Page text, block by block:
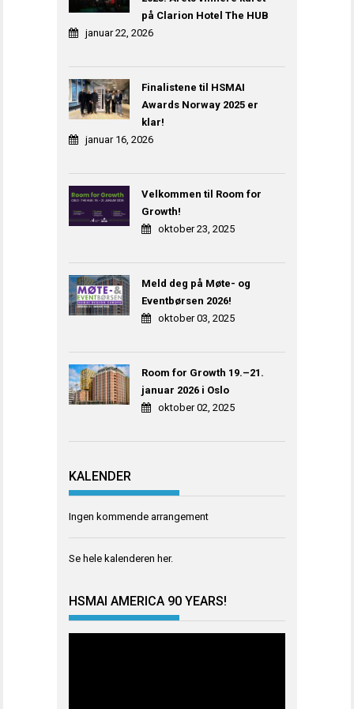
på Clarion Hotel The HUB
januar 22, 2026
Finalistene til HSMAI
Awards Norway 2025 er
klar!
januar 16, 2026
Velkommen til Room for
Growth!
oktober 23, 2025
Meld deg på Møte- og
Eventbørsen 2026!
oktober 03, 2025
Room for Growth 19.–21.
januar 2026 i Oslo
oktober 02, 2025
KALENDER
Ingen kommende arrangement
Se hele kalenderen her.
HSMAI AMERICA 90 YEARS!